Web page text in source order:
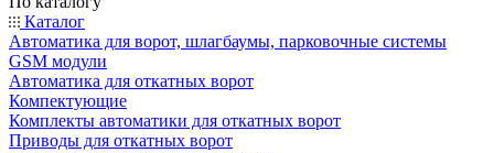
Каталог
Автоматика для ворот, шлагбаумы, парковочные системы
GSM модули
Автоматика для откатных ворот
Компектующие
Комплекты автоматики для откатных ворот
Приводы для откатных ворот